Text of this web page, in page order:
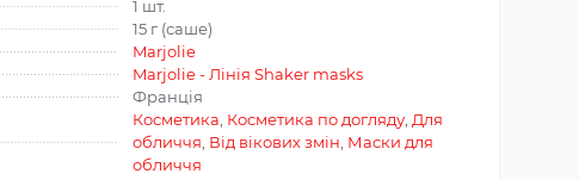
1 шт.
15 г (саше)
Marjolie
Marjolie - Лінія Shaker masks
Франція
Косметика Косметика по догляду Для
обличчя Від вікових змін Маски для
обличчя